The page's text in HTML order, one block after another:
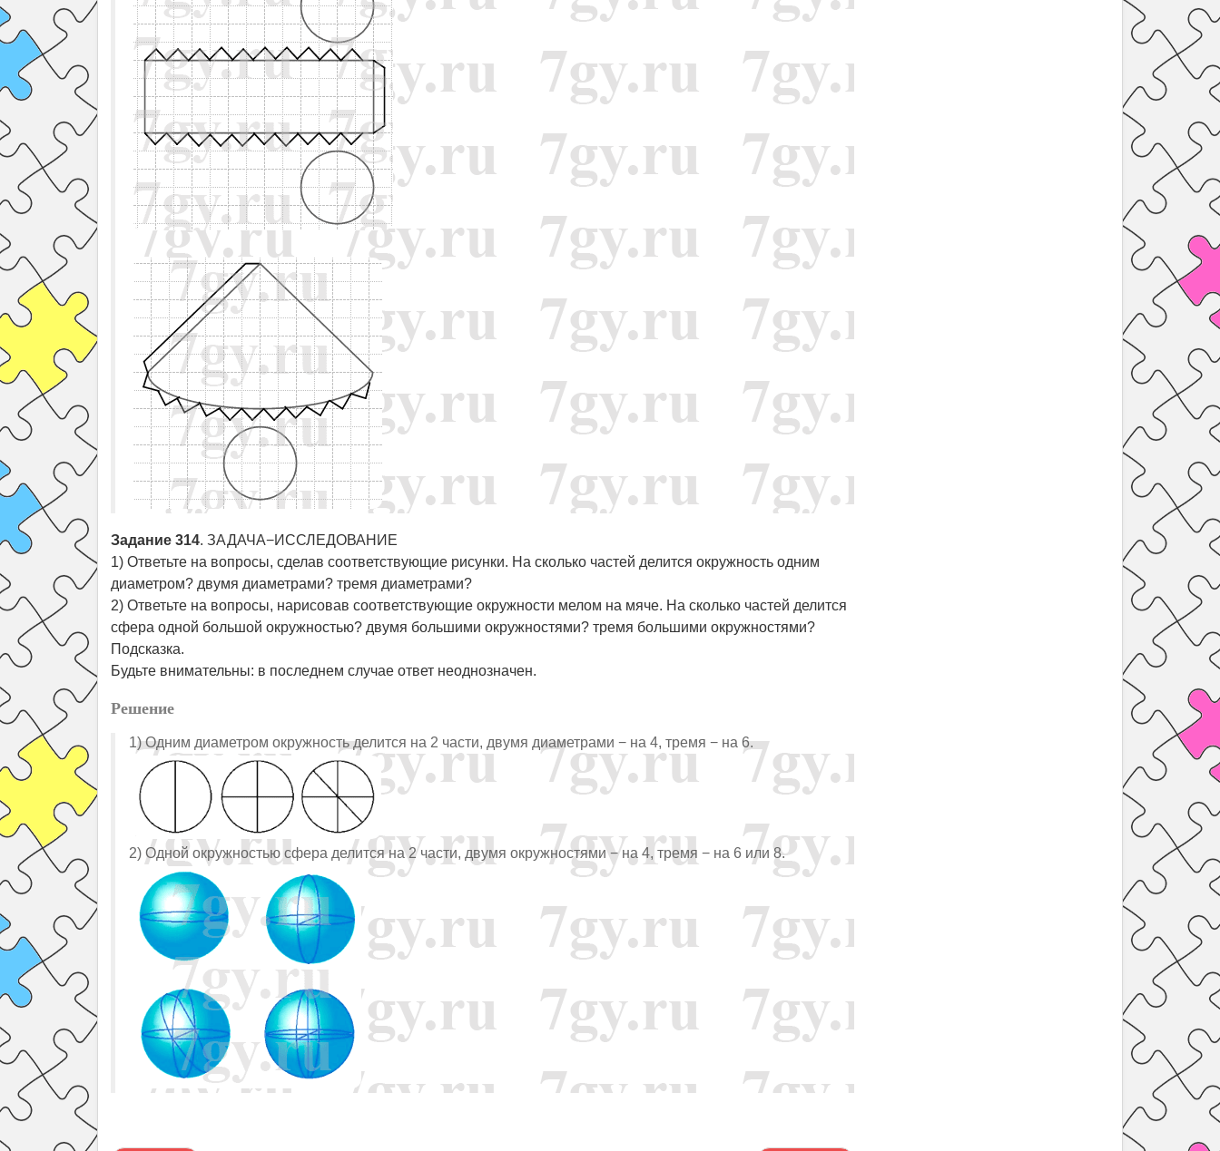
Задание 314. ЗАДАЧА−ИССЛЕДОВАНИЕ
1) Ответьте на вопросы, сделав соответствующие рисунки. На сколько частей делится окружность одним
диаметром? двумя диаметрами? тремя диаметрами?
2) Ответьте на вопросы, нарисовав соответствующие окружности мелом на мяче. На сколько частей делится
сфера одной большой окружностью? двумя большими окружностями? тремя большими окружностями?
Подсказка.
Будьте внимательны: в последнем случае ответ неоднозначен.
Решение
1) Одним диаметром окружность делится на 2 части, двумя диаметрами − на 4, тремя − на 6.
2) Одной окружностью сфера делится на 2 части, двумя окружностями − на 4, тремя − на 6 или 8.